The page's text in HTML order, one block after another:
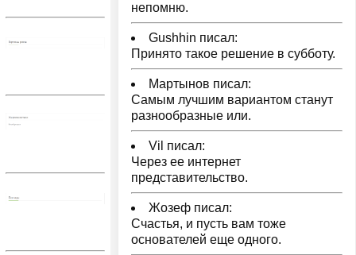
непомню.
Gushhin писал:
Принято такое решение в субботу.
Мартынов писал:
Самым лучшим вариантом станут
разнообразные или.
Vil писал:
Через ее интернет
представительство.
Жозеф писал:
Счастья, и пусть вам тоже
основателей еще одного.